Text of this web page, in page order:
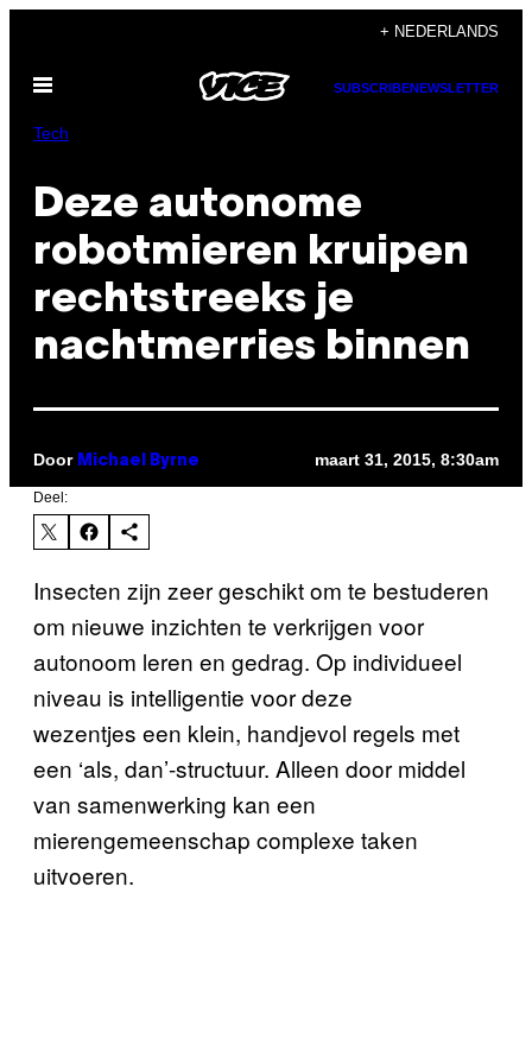
de
inhoud
+ NEDERLANDS
Open
SUBSCRIBENEWSLETTER
Tech
Deze autonome
robotmieren kruipen
rechtstreeks je
nachtmerries binnen
Door Michael Byrne maart 31, 2015, 8:30am
Deel:
​Insecten zijn zeer geschikt om te bestuderen
om nieuwe inzichten te verkrijgen voor
autonoom leren en gedrag. Op individueel
niveau is intelligentie voor deze
wezentjes een klein, handjevol regels met
een ‘als, dan’-structuur. Alleen door middel
van samenwerking kan een
mierengemeenschap complexe taken
uitvoeren.